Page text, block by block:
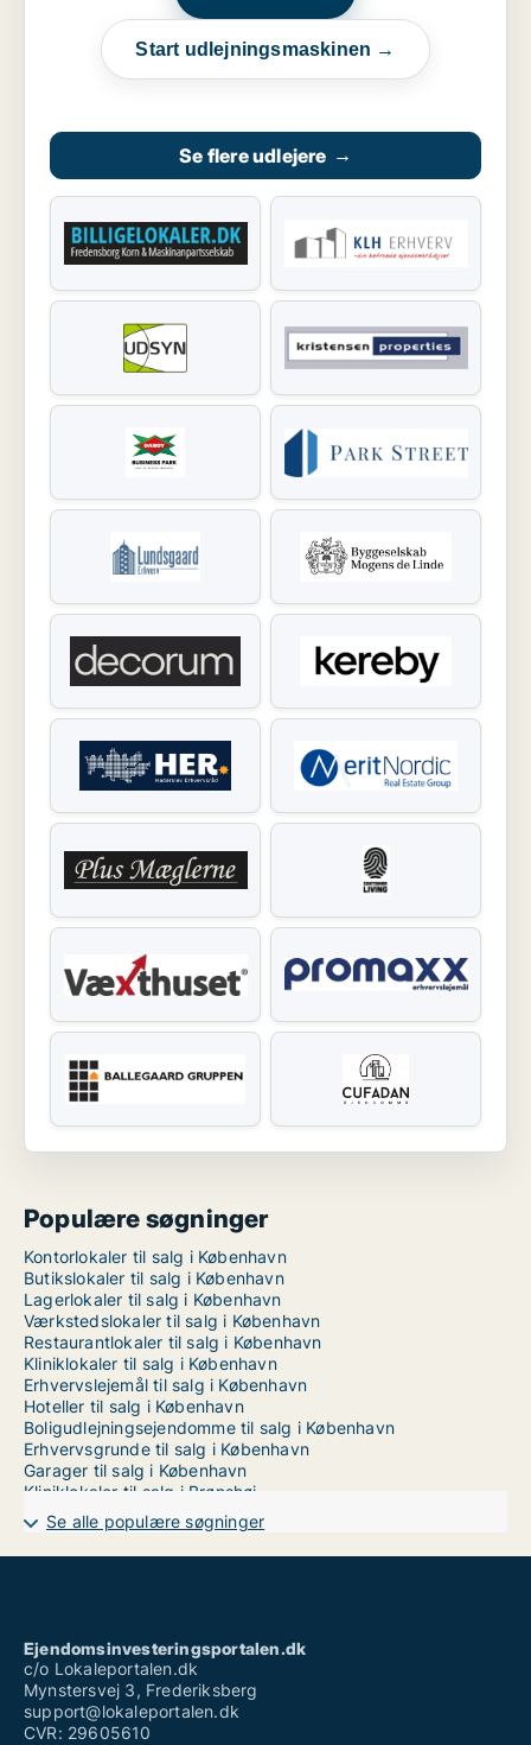
Start udlejningsmaskinen →
Se flere udlejere →
Populære søgninger
Kontorlokaler til salg i København
Butikslokaler til salg i København
Lagerlokaler til salg i København
Værkstedslokaler til salg i København
Restaurantlokaler til salg i København
Kliniklokaler til salg i København
Erhvervslejemål til salg i København
Hoteller til salg i København
Boligudlejningsejendomme til salg i København
Erhvervsgrunde til salg i København
Garager til salg i København
Kliniklokaler til salg i Brønshøj
Kliniklokaler til salg i Dragør
Kliniklokaler til salg på Frederiksberg
Kliniklokaler til salg på Frederiksberg C
Kliniklokaler til salg i København S
Kliniklokaler til salg i København SV
Kliniklokaler til salg i Nordhavn
Kliniklokaler til salg på Nørrebro
Kliniklokaler til salg i Valby
Se alle populære søgninger
Ejendomsinvesteringsportalen.dk
c/o Lokaleportalen.dk
Mynstersvej 3, Frederiksberg
support@lokaleportalen.dk
CVR: 29605610